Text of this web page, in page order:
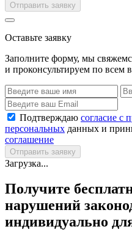
Отправить заявку
Оставьте заявку
Заполните форму, мы
и проконсультируем по всем
Подтверждаю согласие с
персональных данных и
соглашение
Отправить заявку
Загрузка...
Получите
нарушений
индивидуально